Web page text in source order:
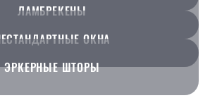
ЛАМБРЕКЕНЫ
ОКНА
ЭРКЕРНЫЕ ШТОРЫ